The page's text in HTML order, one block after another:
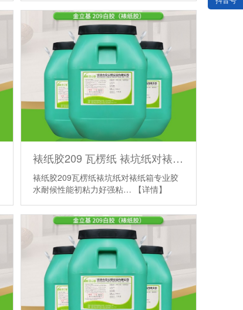
裱纸胶209 瓦楞纸 裱坑纸对裱纸箱专业胶水 耐候性能 初粘力好 强粘胶
裱纸胶209瓦楞纸裱坑纸对裱纸箱专业胶
水耐候性能初粘力好强粘…
【详情】